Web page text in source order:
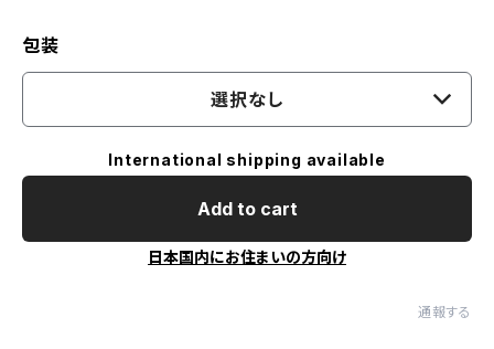
包装
選択なし
International shipping available
Add to cart
日本国内にお住まいの方向け
通報する